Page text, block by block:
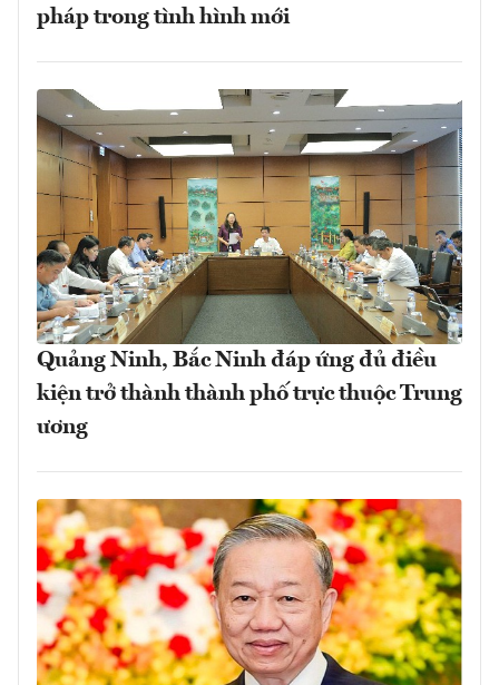
pháp trong tình hình mới
Quảng Ninh, Bắc Ninh đáp ứng đủ điều
kiện trở thành thành phố trực thuộc Trung
ương